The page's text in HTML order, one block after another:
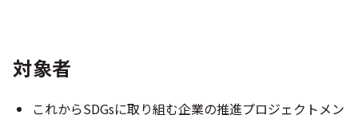
対象者
これからSDGsに取り組む企業の推進プロジェクトメン